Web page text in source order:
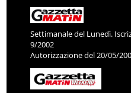
Settimanale del Lunedì.
9/2002
Autorizzazione del 20/05/